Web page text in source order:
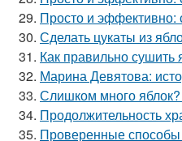
29. Просто и эффективно:
30. Сделать цукаты из
31. Как правильно сушить
32. Марина Девятова:
33. Слишком много яблок?
34. Продолжительность
35. Проверенные